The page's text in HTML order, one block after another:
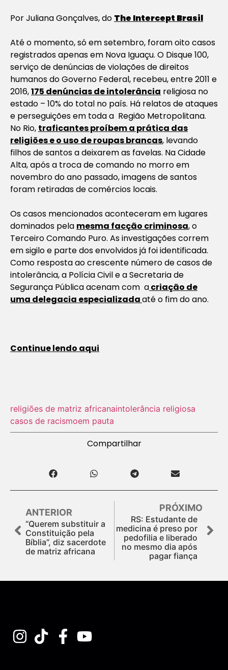
PorJuliana Gonçalves, do The Intercept Brasil
Até o momento, só em setembro, foram oito casos
registrados apenas em Nova Iguaçu. O Disque 100,
serviço de denúncias de violações de direitos
humanos do Governo Federal, recebeu, entre 2011 e
2016,175 denúncias de intolerância religiosa no
estado – 10% do total no país. Há relatos de ataques
e perseguições em toda a Região Metropolitana.
No Rio, traficantes proíbem a prática das
religiões e o uso de roupas brancas, levando
filhos de santos a deixarem as favelas. Na Cidade
Alta, após a troca de comando no morro em
novembro do ano passado, imagens de santos
foram retiradas de comércios locais.
Os casos mencionados aconteceram em lugares
dominados pela mesma facção criminosa, o
Terceiro Comando Puro. As investigações correm
em sigilo e parte dos envolvidos já foi identificada.
Como resposta ao crescente número de casos de
intolerância, a Polícia Civil e a Secretaria de
Segurança Pública acenam com acriação de
uma delegacia especializadaaté o fim do ano.
Continue lendo aqui
religiões de matriz africanaintolerância religiosa
casos de racismoem pauta
Compartilhar
ANTERIOR
“Querem substituir a
Constituição pela
Bíblia”, diz sacerdote
de matriz africana
PRÓXIMO
RS: Estudante de
medicina é preso por
pedofilia e liberado
no mesmo dia após
pagar fiança